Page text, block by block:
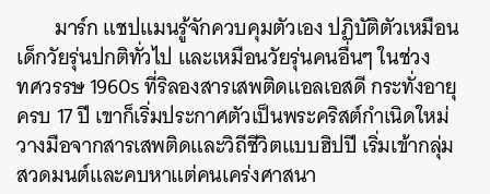
มาร์กแชปแมนรู้จักควบคุมตัวเองปฏิบัติตัวเหมือน
เด็กวัยรุ่นปกติทั่วไป และเหมือนวัยรุ่นคนอื่นๆในช่วง
ทศวรรษ1960sที่ริลองสารเสพติดแอลเอสดีกระทั่งอายุ
ครบ 17ปี เขาก็เริ่มประกาศตัวเป็นพระคริสต์กำเนิดใหม่
วางมือจากสารเสพติดและวิถีชีวิตแบบฮิปปี เริ่มเข้ากลุ่ม
สวดมนต์และคบหาแต่คนเคร่งศาสนา